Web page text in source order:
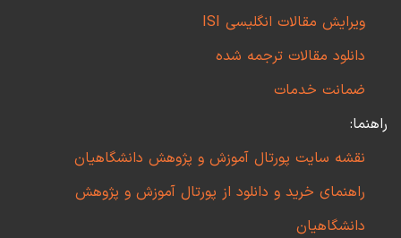
ویرایش مقالات انگلیسی ISI
دانلود مقالات ترجمه شده
ضمانت خدمات
راهنما:
نقشه سایت پورتال آموزش و پژوهش دانشگاهیان
راهنمای خرید و دانلود از پورتال آموزش و پژوهش
دانشگاهیان